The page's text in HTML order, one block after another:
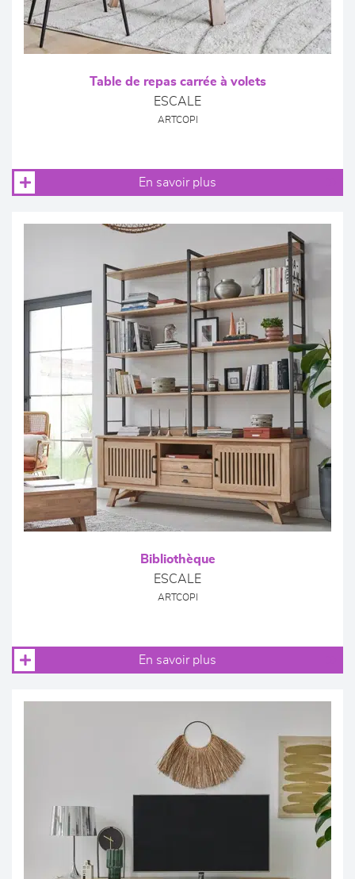
Table de repas carrée à volets
ESCALE
ARTCOPI
En savoir plus
Bibliothèque
ESCALE
ARTCOPI
En savoir plus